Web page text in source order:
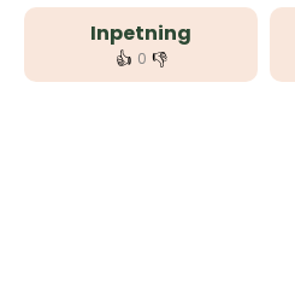
Inpetning
👍 0 👎